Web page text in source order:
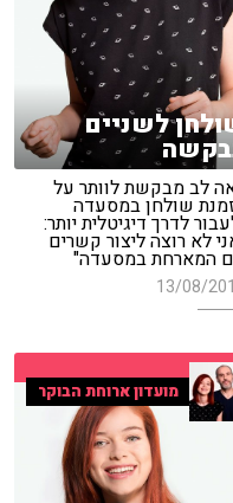
לשניים
לב מבקשת לוותר על
שולחן במסעדה
לדרך דיגיטלית יותר:
לא רוצה ליצור קשרים
המארחת במסעדה"
13/08/
מועדון ארוחת הבוקר